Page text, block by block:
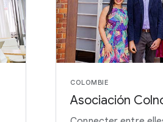
COLOMBIE
Asociación